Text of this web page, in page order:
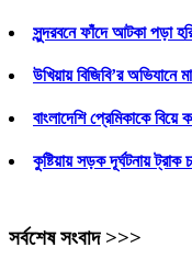
সুন্দরবনে ফাঁদে আটকা পড়া
উখিয়ায় বিজিবি’র অভিযানে
বাংলাদেশি প্রেমিকাকে বিয়ে
কুষ্টিয়ায় সড়ক দূর্ঘটনায়
সর্বশেষ সংবাদ >>>